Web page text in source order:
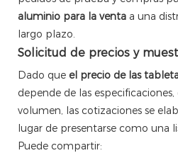
aluminio para la venta a una
largo plazo.
Solicitud de precios y
Dado que el precio de las
depende de las
volumen, las cotizaciones se
lugar de presentarse como una
Puede compartir: